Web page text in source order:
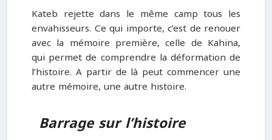
Kateb rejette dans le même camp tous les
envahisseurs. Ce qui importe, c’est de renouer
avec la mémoire première, celle de Kahina,
qui permet de comprendre la déformation de
l’histoire. A partir de là peut commencer une
autre mémoire, une autre histoire.
Barrage sur l’histoire